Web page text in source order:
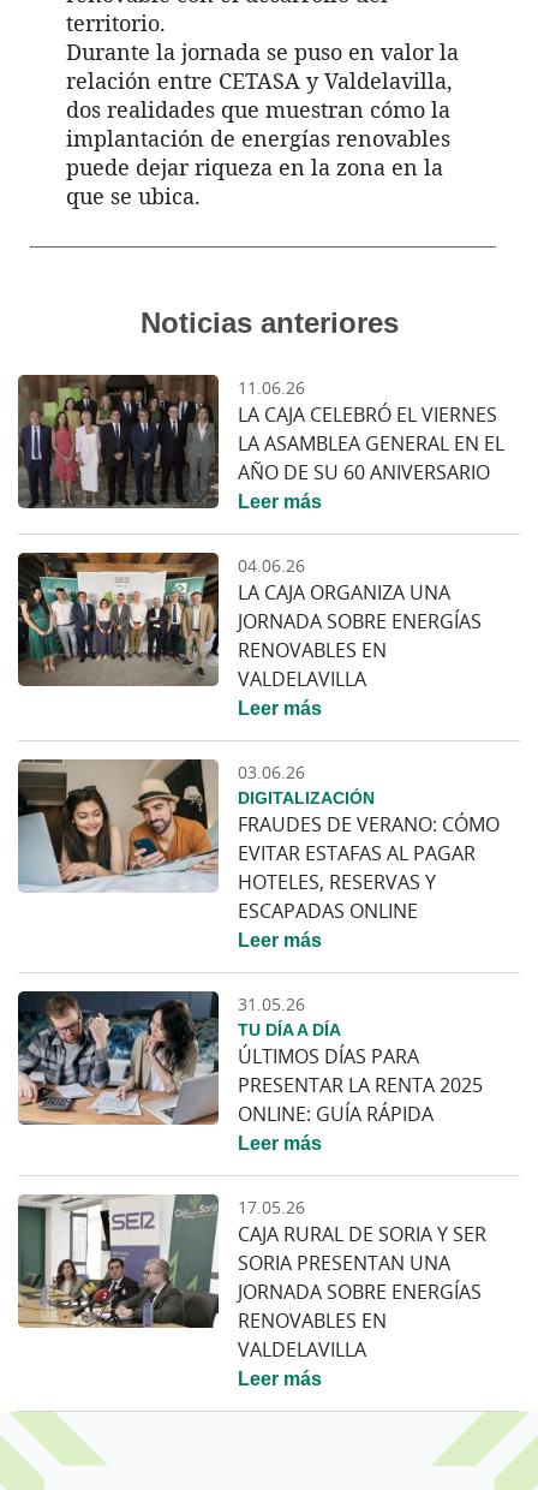
territorio.
Durante la jornada se puso en valor la
relación entre CETASA y Valdelavilla,
dos realidades que muestran cómo la
implantación de energías renovables
puede dejar riqueza en la zona en la
que se ubica.
Noticias anteriores
11.06.26
LA CAJA CELEBRÓ EL VIERNES
LA ASAMBLEA GENERAL EN EL
AÑO DE SU 60 ANIVERSARIO
Leer más
04.06.26
LA CAJA ORGANIZA UNA
JORNADA SOBRE ENERGÍAS
RENOVABLES EN
VALDELAVILLA
Leer más
03.06.26
DIGITALIZACIÓN
FRAUDES DE VERANO: CÓMO
EVITAR ESTAFAS AL PAGAR
HOTELES, RESERVAS Y
ESCAPADAS ONLINE
Leer más
31.05.26
TU DÍA A DÍA
ÚLTIMOS DÍAS PARA
PRESENTAR LA RENTA 2025
ONLINE: GUÍA RÁPIDA
Leer más
17.05.26
CAJA RURAL DE SORIA Y SER
SORIA PRESENTAN UNA
JORNADA SOBRE ENERGÍAS
RENOVABLES EN
VALDELAVILLA
Leer más